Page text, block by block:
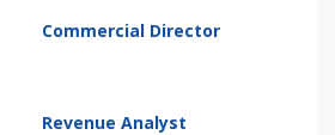
Commercial Director
Revenue Analyst